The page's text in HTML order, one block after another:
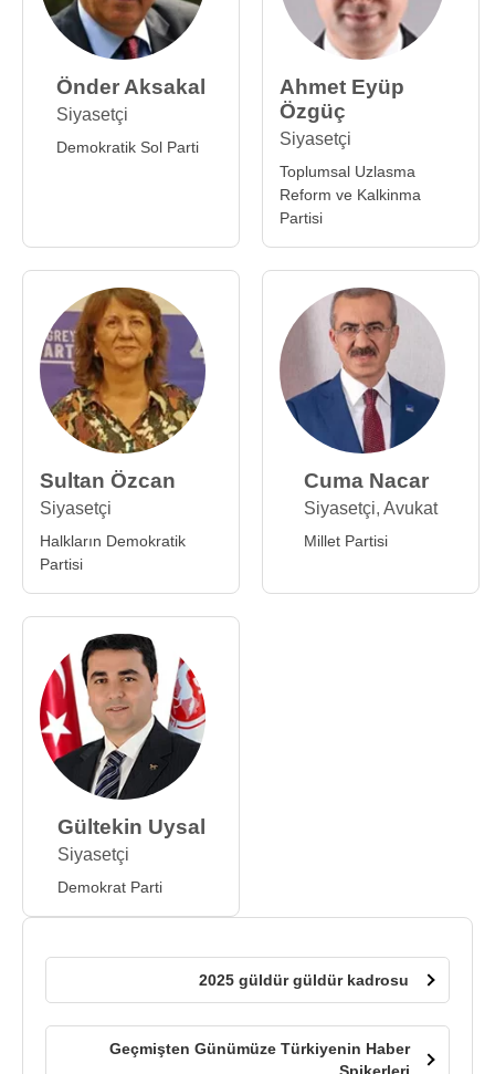
Önder Aksakal
Siyasetçi
Demokratik Sol Parti
Ahmet Eyüp
Özgüç
Siyasetçi
Toplumsal Uzlasma
Reform ve Kalkinma
Partisi
Sultan Özcan
Siyasetçi
Halkların Demokratik
Partisi
Cuma Nacar
Siyasetçi, Avukat
Millet Partisi
Gültekin Uysal
Siyasetçi
Demokrat Parti
2025 güldür güldür kadrosu
Geçmişten Günümüze Türkiyenin Haber